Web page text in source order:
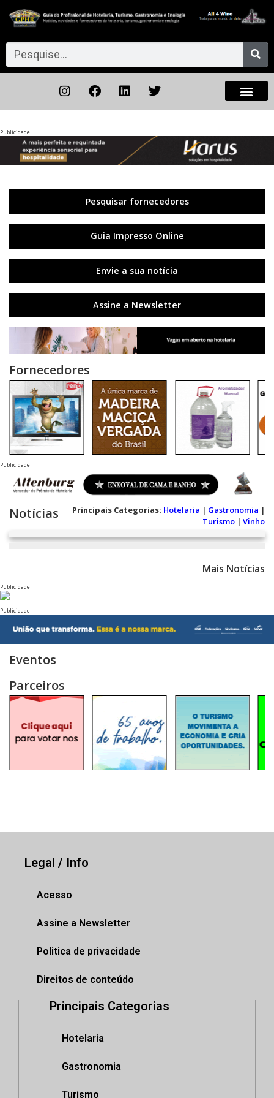
Publicidade
Pesquisar fornecedores
Guia Impresso Online
Envie a sua notícia
Assine a Newsletter
Fornecedores
Publicidade
Notícias Principais Categorias: Hotelaria | Gastronomia |
Turismo | Vinho
Mais Notícias
Publicidade
Publicidade
Eventos
Parceiros
Legal / Info
Acesso
Assine a Newsletter
Politica de privacidade
Direitos de conteúdo
Principais Categorias
Hotelaria
Gastronomia
Turismo